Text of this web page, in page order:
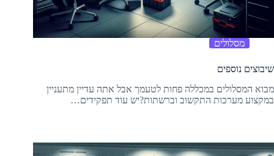
מסלולים
שיבוצים נוספים
מבוא המסלולים במכללה פחות לטעמך אבל אתה עדיין מתעניין
במקצוע מערכות התקשוב וברשתות?יש עוד תפקידים…